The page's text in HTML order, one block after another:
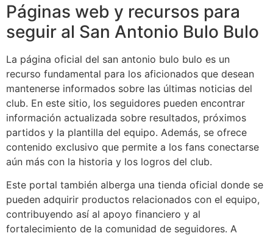
Páginas web y recursos para
seguir al San Antonio Bulo Bulo
La página oficial del san antonio bulo bulo es un
recurso fundamental para los aficionados que desean
mantenerse informados sobre las últimas noticias del
club. En este sitio, los seguidores pueden encontrar
información actualizada sobre resultados, próximos
partidos y la plantilla del equipo. Además, se ofrece
contenido exclusivo que permite a los fans conectarse
aún más con la historia y los logros del club.
Este portal también alberga una tienda oficial donde se
pueden adquirir productos relacionados con el equipo,
contribuyendo así al apoyo financiero y al
fortalecimiento de la comunidad de seguidores. A